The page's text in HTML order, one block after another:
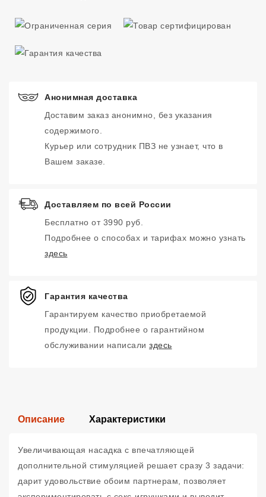
Анонимная доставка
Доставим заказ анонимно, без указания
содержимого.
Курьер или сотрудник ПВЗ не узнает, что в
Вашем заказе.
Доставляем по всей России
Бесплатно от 3990 руб.
Подробнее о способах и тарифах можно узнать
здесь
Гарантия качества
Гарантируем качество приобретаемой
продукции. Подробнее о гарантийном
обслуживании написали здесь
Описание Характеристики
Увеличивающая насадка с впечатляющей
дополнительной стимуляцией решает сразу 3 задачи:
дарит удовольствие обоим партнерам, позволяет